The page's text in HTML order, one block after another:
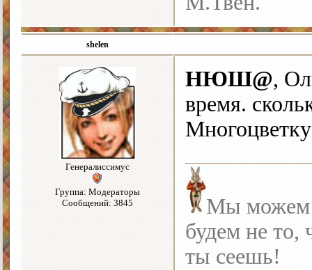
shelen
Генералиссимус
Группа: Модераторы
Сообщений: 3845
НЮШ@,
время.
Мы можем
будем не то,
ты сеешь!